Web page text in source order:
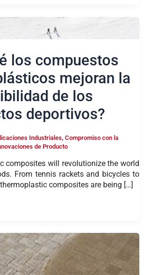
los compuestos
mejoran la
de los
deportivos?
Industriales, Compromiso con la
de Producto
composites will revolutionize the world
From tennis rackets and bicycles to
composites are being […]